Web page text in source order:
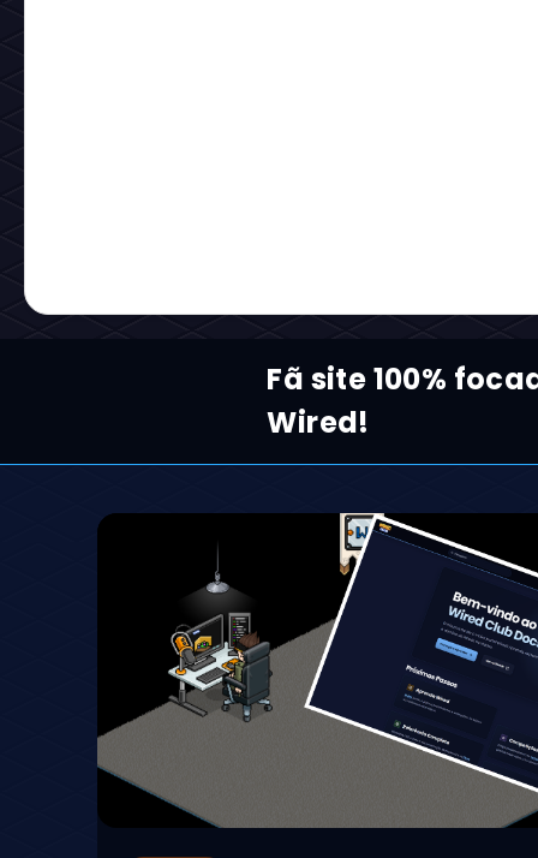
Fã site 100%
Wired!